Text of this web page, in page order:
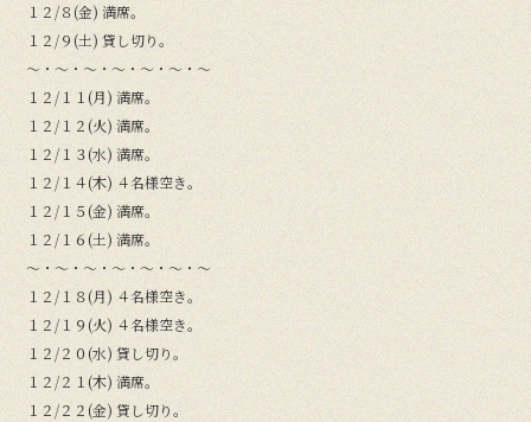
１２/８(金) 満席。
１２/９(土) 貸し切り。
〜・〜・〜・〜・〜・〜・〜
１２/１１(月) 満席。
１２/１２(火) 満席。
１２/１３(水) 満席。
１２/１４(木) ４名様空き。
１２/１５(金) 満席。
１２/１６(土) 満席。
〜・〜・〜・〜・〜・〜・〜
１２/１８(月) ４名様空き。
１２/１９(火) ４名様空き。
１２/２０(水) 貸し切り。
１２/２１(木) 満席。
１２/２２(金) 貸し切り。